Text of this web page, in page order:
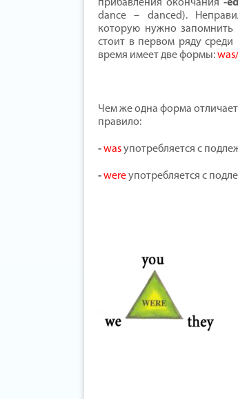
прибавления окончания -ed
dance – danced).
которую нужно
стоит в первом ряду
время имеет две формы:
Чем же одна форма
правило:
-wasупотребляется с
-wereупотребляется с